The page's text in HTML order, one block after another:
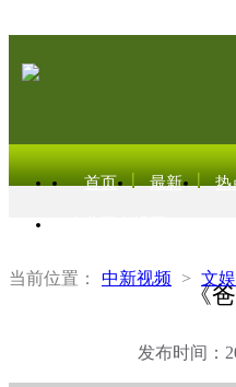
首页 最新 热
当前位置： 中新视频 > 文
《
发布时间：